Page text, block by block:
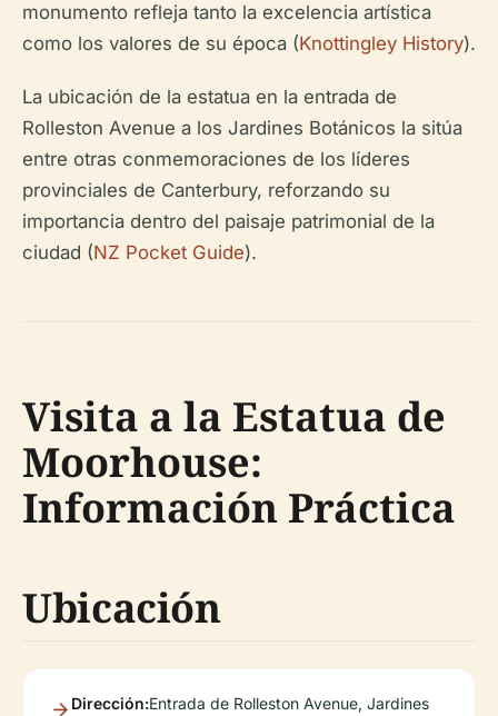
monumento refleja tanto la excelencia artística
como los valores de su época (Knottingley History).
La ubicación de la estatua en la entrada de
Rolleston Avenue a los Jardines Botánicos la sitúa
entre otras conmemoraciones de los líderes
provinciales de Canterbury, reforzando su
importancia dentro del paisaje patrimonial de la
ciudad (NZ Pocket Guide).
Visita a la Estatua de
Moorhouse:
Información Práctica
Ubicación
Dirección:Entrada de Rolleston Avenue, Jardines